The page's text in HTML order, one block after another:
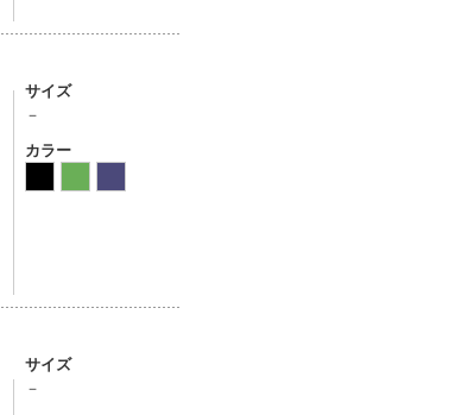
サイズ
－
カラー
サイズ
－